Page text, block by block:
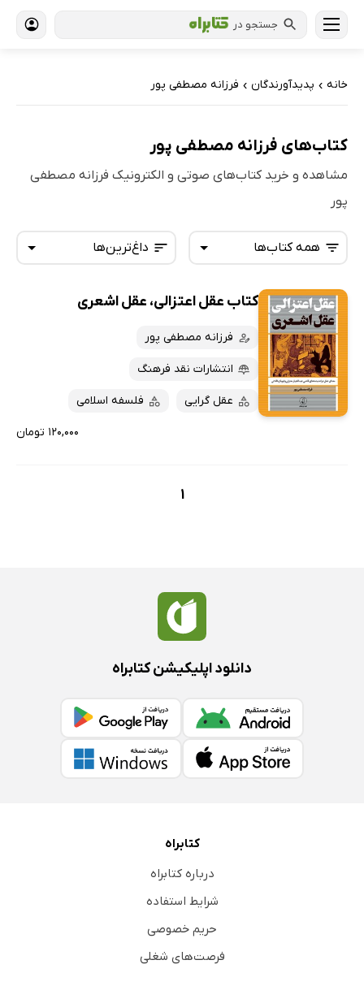
جستجو در
خانه › پدیدآورندگان › فرزانه مصطفی پور
کتاب‌های فرزانه مصطفی پور
مشاهده و خرید کتاب‌های صوتی و الکترونیک فرزانه مصطفی
پور
داغ‌ترین‌ها
تازه‌ها
داغ‌ترین‌ها
پرفروش‌ها
پربحث‌ها
همه کتاب‌ها
همه کتاب‌ها
کتاب‌های صوتی
کتاب‌های متنی
کتاب عقل اعتزالی، عقل اشعری
فرزانه مصطفی پور
انتشارات نقد فرهنگ
عقل گرایی فلسفه اسلامی
۱۲۰,۰۰۰ تومان
1
دانلود اپلیکیشن کتابراه
کتابراه
درباره کتابراه
شرایط استفاده
حریم خصوصی
فرصت‌های شغلی